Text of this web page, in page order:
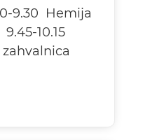
9.30 Hemija
10.15